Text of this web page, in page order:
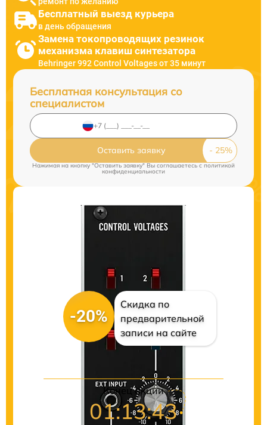
Бесплатный выезд курьера
в день обращения
Замена токопроводящих резинок
механизма клавиш синтезатора
Behringer 992 Control Voltages от 35 минут
Бесплатная консультация со
специалистом
Оставить заявку
Нажимая на кнопку "Оставить заявку" Вы соглашаетесь cполитикой
конфиденциальности
-20%
Скидка по
предварительной
записи на сайте
Конец акции
01:13:42